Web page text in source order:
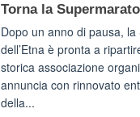
BROOKS
SuperMaratona
dell’Etna,
presentata
l’edizione
2026
Torna la
Dopo un anno di pausa,
dell’Etna è pronta a
storica associazione
annuncia con rinnovato
della...